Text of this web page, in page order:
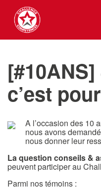
c’est
A l’occasion des 10
nous avons
nous donner leur
La question conseils &
peuvent participer au
Parmi nos témoins :